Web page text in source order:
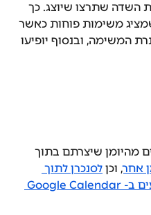
השדה שתרצו שיוצג. כך
שמציג משימות פוחות כאשר
המשימה, ובנסוף יופיעו
מהיומן שיצרתם בתוך
, וכן לסנכרן לתוך